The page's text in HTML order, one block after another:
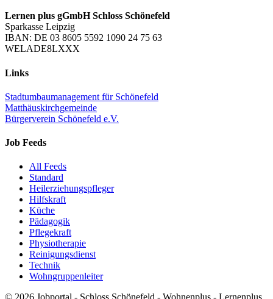
Lernen plus gGmbH Schloss Schönefeld
Sparkasse Leipzig
IBAN: DE 03 8605 5592 1090 24 75 63
WELADE8LXXX
Links
Stadtumbaumanagement für Schönefeld
Matthäuskirchgemeinde
Bürgerverein Schönefeld e.V.
Job Feeds
All Feeds
Standard
Heilerziehungspfleger
Hilfskraft
Küche
Pädagogik
Pflegekraft
Physiotherapie
Reinigungsdienst
Technik
Wohngruppenleiter